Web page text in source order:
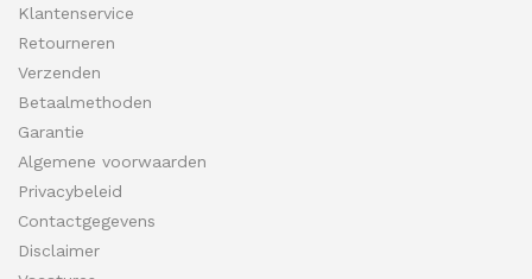
Klantenservice
Retourneren
Verzenden
Betaalmethoden
Garantie
Algemene voorwaarden
Privacybeleid
Contactgegevens
Disclaimer